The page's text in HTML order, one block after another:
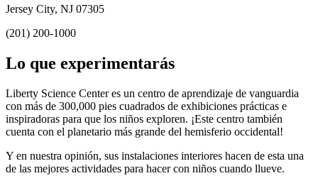
Jersey City, NJ 07305
(201) 200-1000
Lo que experimentarás
Liberty Science Center es un centro de aprendizaje de vanguardia
con más de 300,000 pies cuadrados de exhibiciones prácticas e
inspiradoras para que los niños exploren. ¡Este centro también
cuenta con el planetario más grande del hemisferio occidental!
Y en nuestra opinión, sus instalaciones interiores hacen de esta una
de las mejores actividades para hacer con niños cuando llueve.